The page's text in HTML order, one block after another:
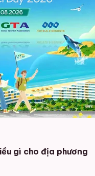
gì cho địa phương